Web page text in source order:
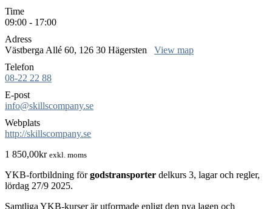
Time
09:00 - 17:00
Adress
Västberga Allé 60, 126 30 Hägersten View map
Telefon
08-22 22 88
E-post
info@skillscompany.se
Webplats
http://skillscompany.se
1 850,00kr exkl. moms
YKB-fortbildning förgodstransporter delkurs 3, lagar och regler,
lördag 27/9 2025.
Samtliga YKB-kurser är utformade enligt den nya lagen och